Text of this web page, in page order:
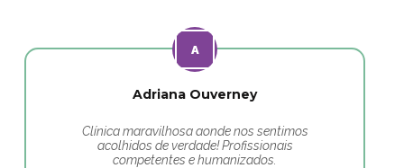
Adriana Ouverney
Clínica maravilhosa aonde nos sentimos
acolhidos de verdade! Profissionais
competentes e humanizados.